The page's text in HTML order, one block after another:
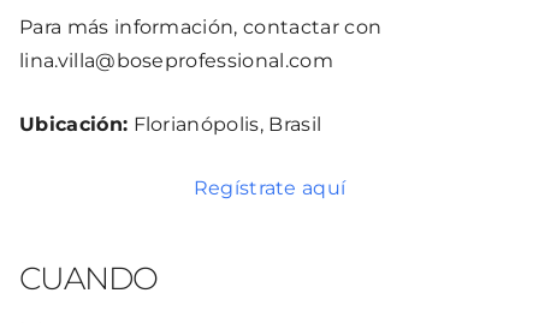
Para más información, contactar con
lina.villa@boseprofessional.com
Ubicación: Florianópolis, Brasil
Regístrate aquí
CUANDO